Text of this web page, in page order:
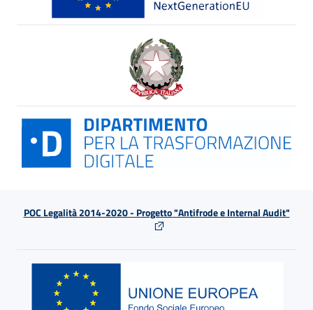
POC Legalità 2014-2020 - Progetto "Antifrode e Internal Audit"